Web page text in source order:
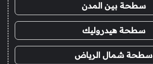
سطحة بين المدن
سطحة هيدروليك
سطحة شمال الرياض